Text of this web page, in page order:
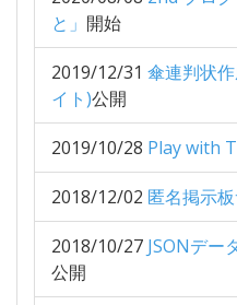
と」 開始
2019/12/31 傘連判状
イト)公開
2019/10/28 Play with
2018/12/02 匿名掲示
2018/10/27 JSONデー
公開